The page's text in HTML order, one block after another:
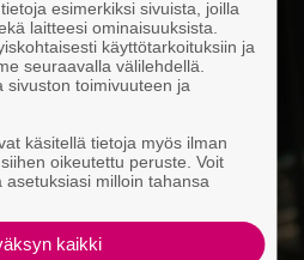
esimerkiksi sivuista, joilla
laitteesi ominaisuuksista.
käyttötarkoituksiin ja
seuraavalla välilehdellä.
sivuston toimivuuteen ja
käsitellä tietoja myös ilman
oikeutettu peruste. Voit
milloin tahansa
kaikki